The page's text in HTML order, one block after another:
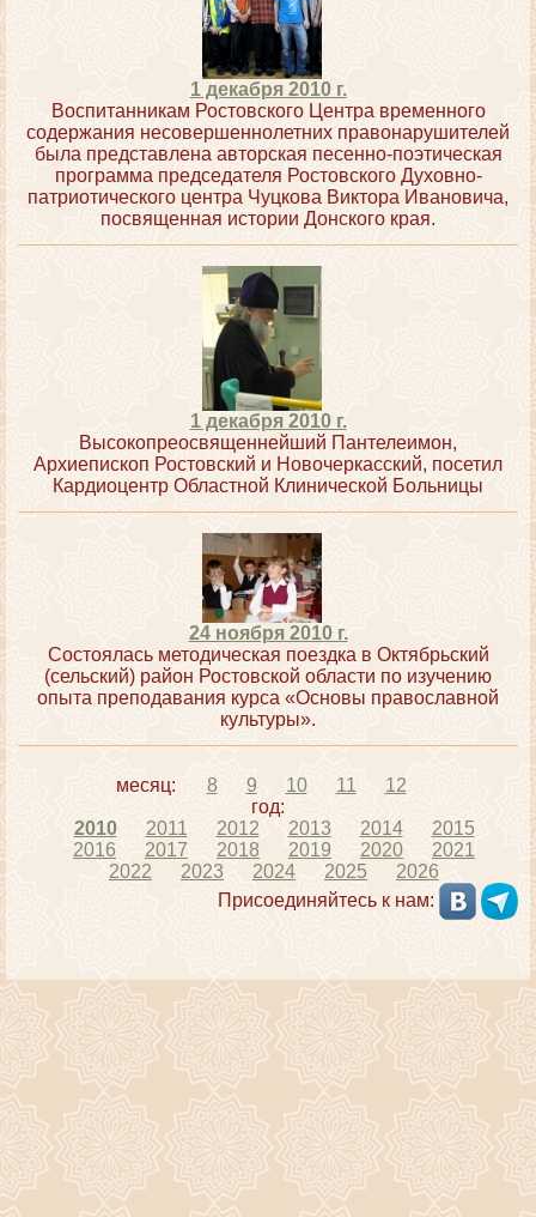
1 декабря 2010 г.
Воспитанникам Ростовского Центра временного
содержания несовершеннолетних правонарушителей
была представлена авторская песенно-поэтическая
программа председателя Ростовского Духовно-
патриотического центра Чуцкова Виктора Ивановича,
посвященная истории Донского края.
1 декабря 2010 г.
Высокопреосвященнейший Пантелеимон,
Архиепископ Ростовский и Новочеркасский, посетил
Кардиоцентр Областной Клинической Больницы
24 ноября 2010 г.
Состоялась методическая поездка в Октябрьский
(сельский) район Ростовской области по изучению
опыта преподавания курса «Основы православной
культуры».
месяц: 8 9 10 11
12
год:
2010
2011 2012 2013 2014
2015
2016
2017 2018 2019 2020
2021
2022
2023 2024 2025
2026
Присоединяйтесь к нам: